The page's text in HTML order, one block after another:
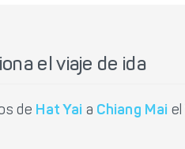
el viaje de ida
de Hat Yai a Chiang Mai el